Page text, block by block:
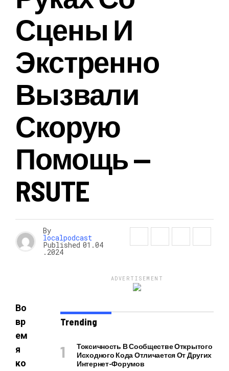
Сцены И
Экстренно
Вызвали
Скорую
Помощь —
RSUTE
By
localpodcast
Published 01.04
.2024
Во
вр
ем
я
ко
ADVERTISEMENT
Trending
Токсичность В Сообществе Открытого
Исходного Кода Отличается От Других
Интернет-Форумов